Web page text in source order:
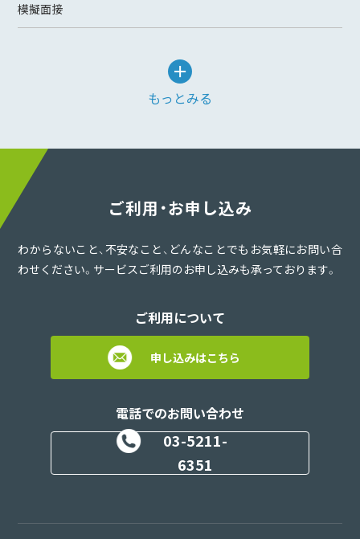
模擬面接
もっとみる
ご利用・お申し込み
わからないこと、不安なこと、どんなことでもお気軽にお問い合
わせください。サービスご利用のお申し込みも承っております。
ご利用について
申し込みはこちら
電話でのお問い合わせ
03-5211-
6351